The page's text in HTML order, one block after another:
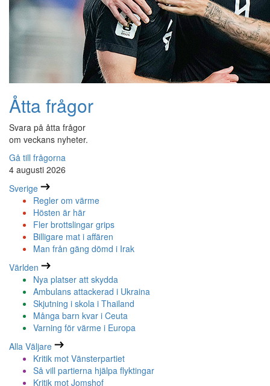
Åtta frågor
Svara på åtta frågor
om veckans nyheter.
Gå till frågorna
4 augusti 2026
Sverige
Regler om värme
Hösten är här
Fler brottslingar grips
Billigare mat i affären
Man från gäng dömd i Irak
Världen
Nya platser att skydda
Ambulans attackerad i Ukraina
Skjutning i skola i Thailand
Många barn kvar i Ceuta
Varning för värme i Europa
Alla Väljare
Kritik mot Vänsterpartiet
Så vill partierna hjälpa flyktingar
Kritik mot Jomshof